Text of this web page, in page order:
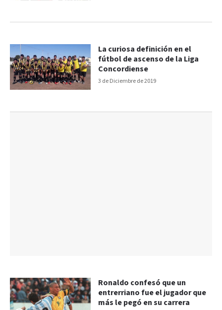
3 de Diciembre de 2019
La curiosa definición en el
fútbol de ascenso de la Liga
Concordiense
Ronaldo confesó que un
entrerriano fue el jugador que
más le pegó en su carrera